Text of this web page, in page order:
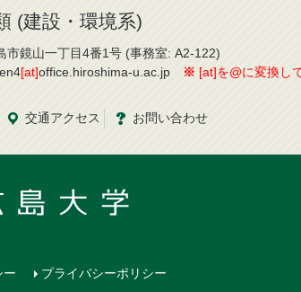
(建設・環境系)
市鏡山一丁目4番1号 (事務室: A2-122)
[at]office.hiroshima-u.ac.jp ※ [at]を@に変換し
交通アクセス お問い合わせ
ー プライバシーポリシー